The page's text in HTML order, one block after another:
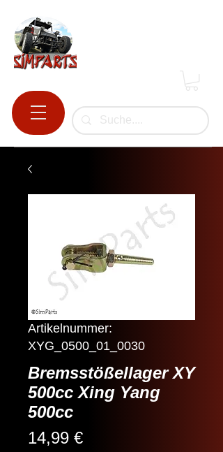
Artikelnummer:
XYG_0500_01_0030
Bremsstößellager XY
500cc Xing Yang
500cc
14,99 €Preis